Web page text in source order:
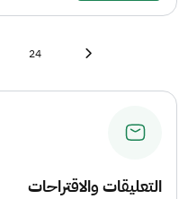
First page
Page
24
التعليقات والاقتراحات